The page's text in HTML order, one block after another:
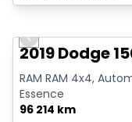
Previous slide
2019 Dodge
RAM RAM 4x4,
Essence
96 214 km